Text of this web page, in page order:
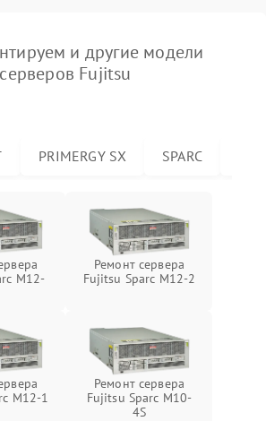
и другие модели
серверов Fujitsu
PRIMERGY SX SPARC
M12-
Ремонт сервера
Fujitsu Sparc M12-2
M12-1
Ремонт сервера
Fujitsu Sparc M10-
4S